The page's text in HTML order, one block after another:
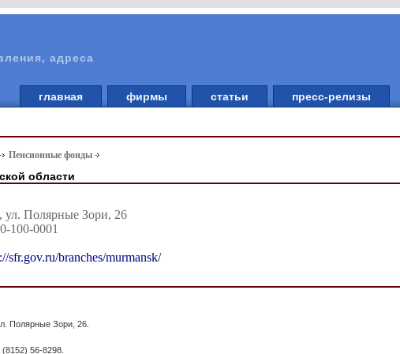
адреса
главная фирмы статьи пресс-релизы
Пенсионные фонды
области
ул. Полярные Зори, 26
100-0001
sfr.gov.ru/branches/murmansk/
Полярные Зори, 26.
56-8298.